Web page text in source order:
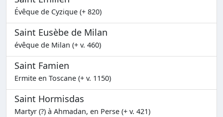
Évêque de Cyzique (+ 820)
Saint Eusèbe de Milan
évêque de Milan (+ v. 460)
Saint Famien
Ermite en Toscane (+ v. 1150)
Saint Hormisdas
Martyr (?) à Ahmadan, en Perse (+ v. 421)